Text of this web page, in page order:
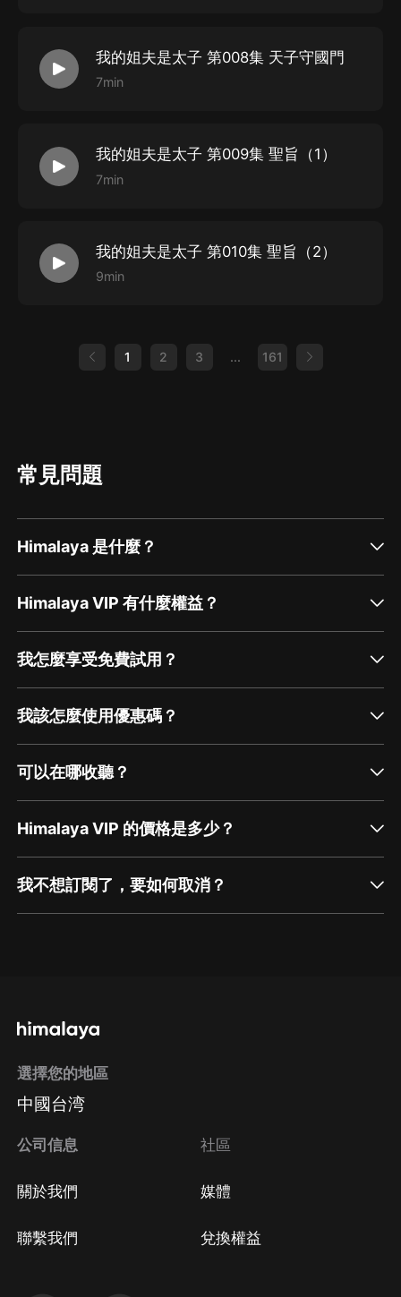
STAFF
作者：上山打老虎額
監制：有聲的紫襟
運營策劃：余桂華 王朔
配音導演：鴇哥哥
對軌/終審：清糖
后，即可收聽。
3、如在充值／購買環節遇到問題，您可通過頁面右上方
4、在購買過程中，如果您有任何問題，可以按以下步驟
谘詢在線客服：
第一步：您可在喜馬拉雅APP【賬號-聯系客服】中谘詢
在線客服；
第二步：如果您無法聯系上APP內在線客服，可關注
【喜馬拉雅APP】公眾號，通過下方菜單欄里【我的-在
線客服】谘詢在線客服；
話：400-838-5616
我的姐夫是太子 第008集 天子守國門
7min
我的姐夫是太子 第009集 聖旨（1）
7min
我的姐夫是太子 第010集 聖旨（2）
9min
1 2 3 ... 161
常見問題
Himalaya 是什麼？
Himalaya VIP 有什麼權益？
我怎麼享受免費試用？
我該怎麼使用優惠碼？
可以在哪收聽？
Himalaya VIP 的價格是多少？
我不想訂閱了，要如何取消？
方法 Google Play取消訂閱方法
選擇您的地區
中國台湾
公司信息
關於我們
聯繫我們
社區
媒體
兌換權益